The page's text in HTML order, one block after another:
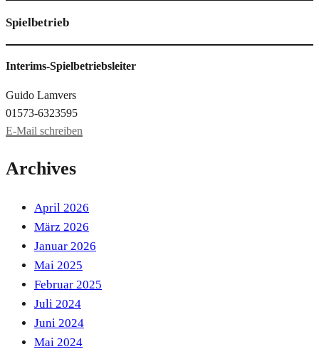
Spielbetrieb
Interims-Spielbetriebsleiter
Guido Lamvers
01573-6323595
E-Mail schreiben
Archives
April 2026
März 2026
Januar 2026
Mai 2025
Februar 2025
Juli 2024
Juni 2024
Mai 2024